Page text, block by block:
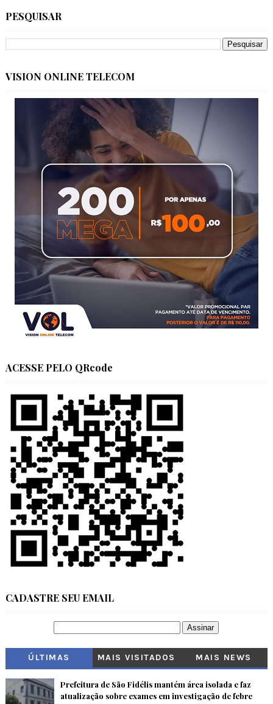
PESQUISAR
VISION ONLINE TELECOM
ACESSE PELO QRcode
CADASTRE SEU EMAIL
ÚLTIMAS MAIS VISITADOS MAIS NEWS
Prefeitura de São Fidélis mantém área isolada e faz
atualização sobre exames em investigação de febre